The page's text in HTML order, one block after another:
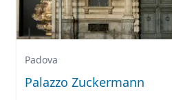
Padova
Palazzo Zuckermann